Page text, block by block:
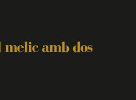
amb dos